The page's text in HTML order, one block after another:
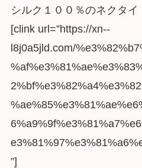
シルク１００％のネクタイ
[clink url=”https://xn--
l8j0a5jld.com/
”]